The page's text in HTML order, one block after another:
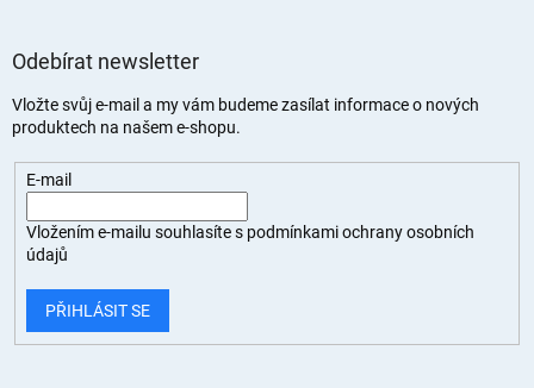
Odebírat newsletter
Vložte svůj e-mail a my vám budeme zasílat informace o nových
produktech na našem e-shopu.
E-mail
Vložením e-mailu souhlasíte s podmínkami ochrany osobních
údajů
PŘIHLÁSIT SE